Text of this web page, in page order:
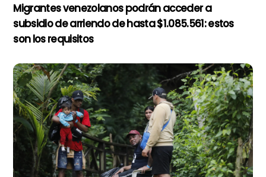
Migrantes venezolanos podrán acceder a
subsidio de arriendo de hasta $1.085.561: estos
son los requisitos